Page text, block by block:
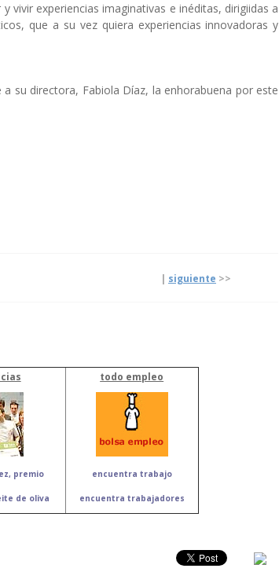
vivir experiencias imaginativas e inéditas, dirigiidas a
que a su vez quiera experiencias innovadoras y
su directora, Fabiola Díaz, la enhorabuena por este
| siguiente >>
premio
de oliva
todo empleo
encuentra trabajo
encuentra trabajadores